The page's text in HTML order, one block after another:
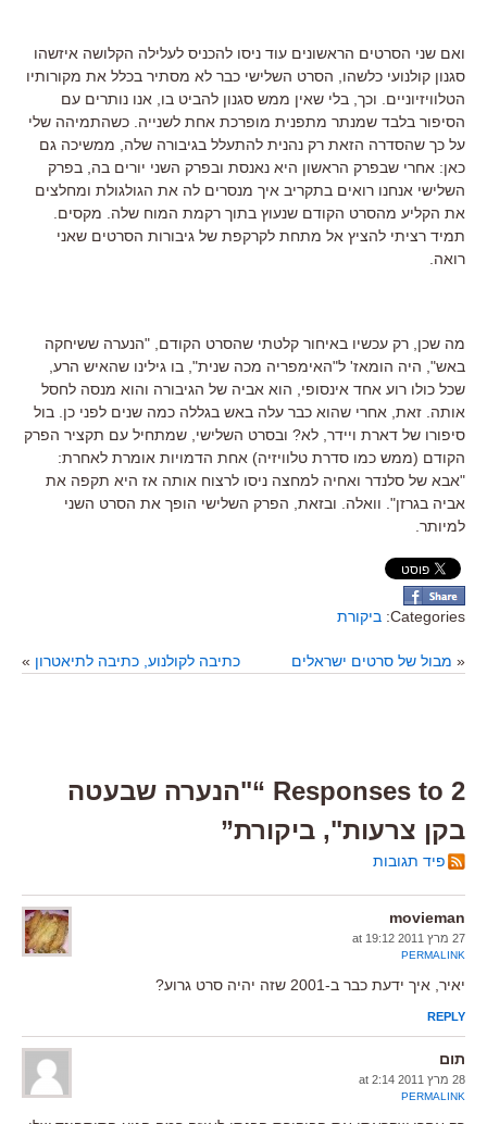
ואם שני הסרטים הראשונים עוד ניסו להכניס לעלילה הקלושה איזשהו
סגנון קולנועי כלשהו, הסרט השלישי כבר לא מסתיר בכלל את מקורותיו
הטלוויזיוניים. וכך, בלי שאין ממש סגנון להביט בו, אנו נותרים עם
הסיפור בלבד שמנתר מתפנית מופרכת אחת לשנייה. כשהתמיהה שלי
על כך שהסדרה הזאת רק נהנית להתעלל בגיבורה שלה, ממשיכה גם
כאן: אחרי שבפרק הראשון היא נאנסת ובפרק השני יורים בה, בפרק
השלישי אנחנו רואים בתקריב איך מנסרים לה את הגולגולת ומחלצים
את הקליע מהסרט הקודם שנעוץ בתוך רקמת המוח שלה. מקסים.
תמיד רציתי להציץ אל מתחת לקרקפת של גיבורות הסרטים שאני
רואה.
מה שכן, רק עכשיו באיחור קלטתי שהסרט הקודם, "הנערה ששיחקה
באש", היה הומאז' ל"האימפריה מכה שנית", בו גילינו שהאיש הרע,
שכל כולו רוע אחד אינסופי, הוא אביה של הגיבורה והוא מנסה לחסל
אותה. זאת, אחרי שהוא כבר עלה באש בגללה כמה שנים לפני כן. בול
סיפורו של דארת ויידר, לא? ובסרט השלישי, שמתחיל עם תקציר הפרק
הקודם (ממש כמו סדרת טלוויזיה) אחת הדמויות אומרת לאחרת:
"אבא של סלנדר ואחיה למחצה ניסו לרצוח אותה אז היא תקפה את
אביה בגרזן". וואלה. ובזאת, הפרק השלישי הופך את הסרט השני
למיותר.
Categories: ביקורת
« מבול של סרטים ישראלים כתיבה לקולנוע, כתיבה לתיאטרון »
2 Responses to “"הנערה שבעטה
בקן צרעות", ביקורת”
פיד תגובות
movieman
27 מרץ 2011 at 19:12
PERMALINK
יאיר, איך ידעת כבר ב-2001 שזה יהיה סרט גרוע?
REPLY
תום
28 מרץ 2011 at 2:14
PERMALINK